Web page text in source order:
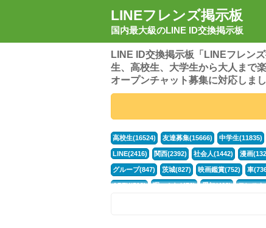
LINEフレンズ掲示板
国内最大級のLINE ID交換掲示板
LINE ID交換掲示板「LINEフレン
生、高校生、大学生から大人まで
オープンチャット募集に対応しまし
高校生(16524) 友達募集(15666) 中学生(11835)
LINE(2416) 関西(2392) 社会人(1442) 漫画
グループ(847) 茨城(827) 映画鑑賞(752) 車
APEX(519) 暇つぶし(476) 愛知(468) モンス